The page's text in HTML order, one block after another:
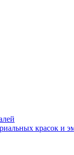
красок и